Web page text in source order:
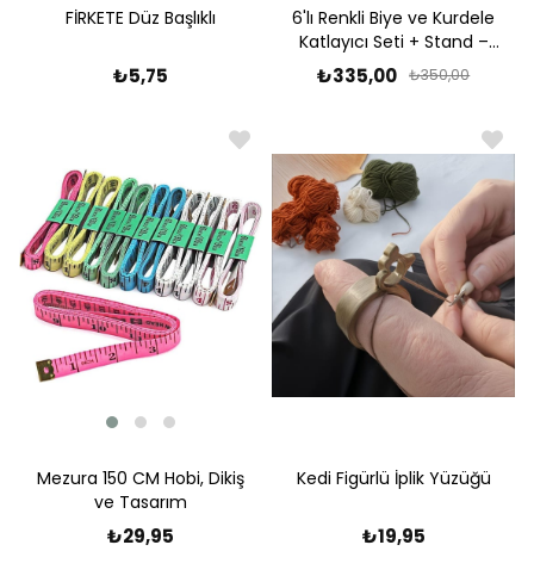
FİRKETE Düz Başlıklı
₺5,75
6'lı Renkli Biye ve Kurdele
Katlayıcı Seti + Stand –
Pratik, Düzenli ve
Profesyonel Katlama
₺335,00 ₺350,00
Mezura 150 CM Hobi, Dikiş
ve Tasarım
₺29,95
Kedi Figürlü İplik Yüzüğü
₺19,95